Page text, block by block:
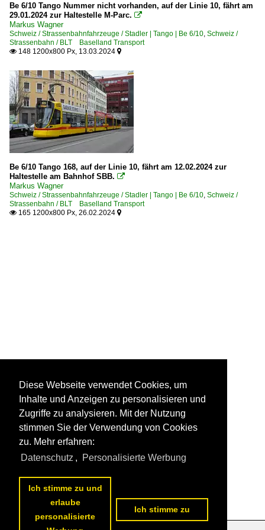
Be 6/10 Tango Nummer nicht vorhanden, auf der Linie 10, fährt am
29.01.2024 zur Haltestelle M-Parc. 
Markus Wagner
Schweiz / Strassenbahnfahrzeuge / Stadler | Tango | Be 6/10, Schweiz /
Strassenbahn / BLT Baselland Transport
 148 1200x800 Px, 13.03.2024 
Be 6/10 Tango 168, auf der Linie 10, fährt am 12.02.2024 zur
Haltestelle am Bahnhof SBB. 
Markus Wagner
Schweiz / Strassenbahnfahrzeuge / Stadler | Tango | Be 6/10, Schweiz /
Strassenbahn / BLT Baselland Transport
 165 1200x800 Px, 26.02.2024 
Diese Webseite verwendet Cookies, um
Inhalte und Anzeigen zu personalisieren und
Zugriffe zu analysieren. Mit der Nutzung
stimmen Sie der Verwendung von Cookies
zu. Mehr erfahren:
Datenschutz , Personalisierte Werbung
Ich stimme zu und
erlaube
personalisierte
Ich stimme zu